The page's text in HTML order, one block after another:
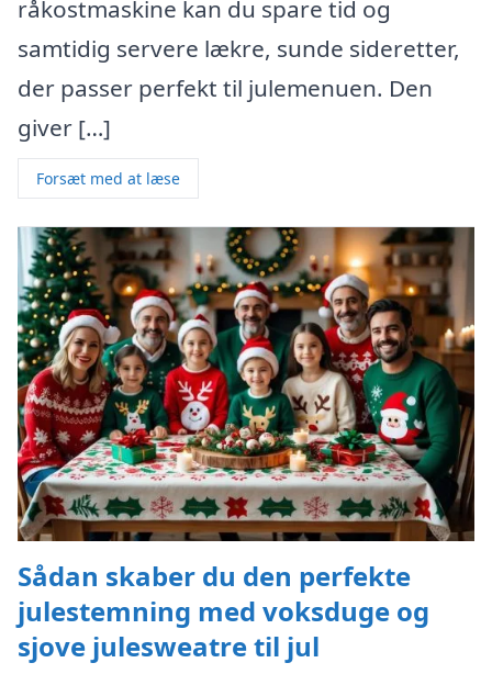
råkostmaskine kan du spare tid og
samtidig servere lækre, sunde sideretter,
der passer perfekt til julemenuen. Den
giver […]
Forsæt med at læse
Sådan skaber du den perfekte
julestemning med voksduge og
sjove julesweatre til jul